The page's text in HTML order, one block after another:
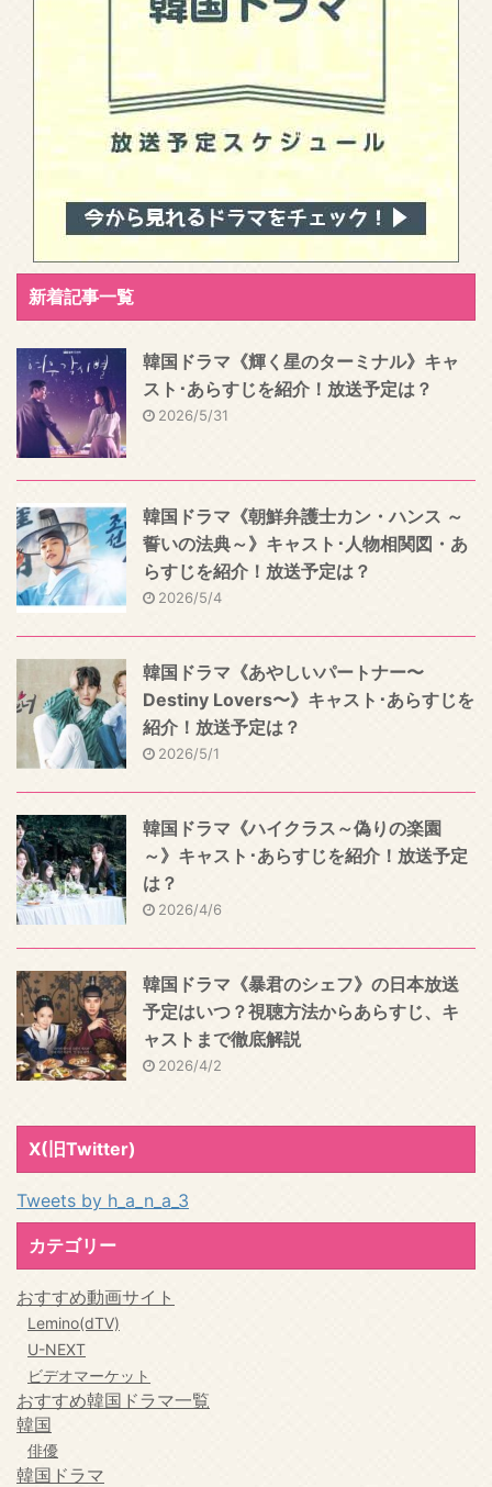
新着記事一覧
韓国ドラマ《輝く星のターミナル》キャ
スト･あらすじを紹介！放送予定は？
2026/5/31
韓国ドラマ《朝鮮弁護士カン・ハンス ～
誓いの法典～》キャスト･人物相関図・あ
らすじを紹介！放送予定は？
2026/5/4
韓国ドラマ《あやしいパートナー〜
Destiny Lovers〜》キャスト･あらすじを
紹介！放送予定は？
2026/5/1
韓国ドラマ《ハイクラス～偽りの楽園
～》キャスト･あらすじを紹介！放送予定
は？
2026/4/6
韓国ドラマ《暴君のシェフ》の日本放送
予定はいつ？視聴方法からあらすじ、キ
ャストまで徹底解説
2026/4/2
X(旧Twitter)
Tweets by h_a_n_a_3
カテゴリー
おすすめ動画サイト
Lemino(dTV)
U-NEXT
ビデオマーケット
おすすめ韓国ドラマ一覧
韓国
俳優
韓国ドラマ